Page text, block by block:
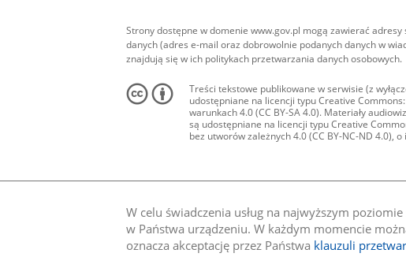
W celu świadczenia usług na najwyższym
w Państwa urządzeniu. W każdym momencie
oznacza akceptację przez Państwa klauzuli
Strony dostępne w domenie www.gov.pl mogą zawierać
danych (adres e-mail oraz dobrowolnie podanych danych w
znajdują się w ich politykach przetwarzania danych osobowych.
Treści tekstowe publikowane w serwisie (z
udostępniane na licencji typu Creative
warunkach 4.0 (CC BY-SA 4.0). Materiały
są udostępniane na licencji typu Creative
bez utworów zależnych 4.0 (CC BY-NC-ND 4.0),